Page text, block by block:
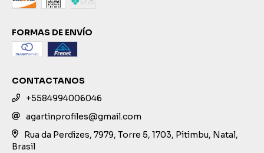
FORMAS DE ENVÍO
CONTACTANOS
+5584994006046
agartinprofiles@gmail.com
Rua da Perdizes, 7979, Torre 5, 1703, Pitimbu, Natal,
Brasil